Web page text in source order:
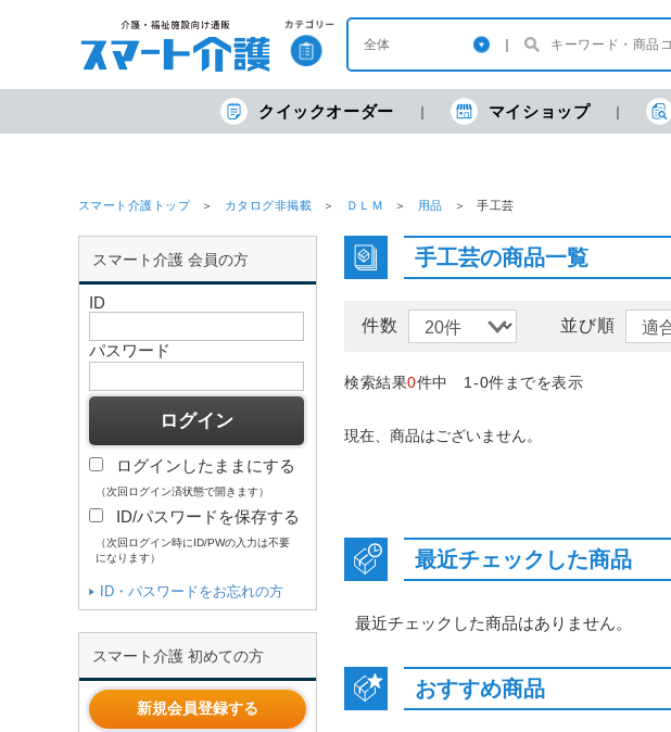
クイックオーダー マイショップ
スマート介護トップ カタログ非掲載 ＤＬＭ 用品 手工芸
スマート介護 会員の方
ID
パスワード
ログインしたままにする
（次回ログイン済状態で開きます）
ID/パスワードを保存する
（次回ログイン時にID/PWの入力は不要
になります）
ID・パスワードをお忘れの方
スマート介護 初めての方
新規会員登録する
手工芸の商品一覧
件数 並び順
検索結果0件中 1-0件までを表示
現在、商品はございません。
最近チェックした商品
最近チェックした商品はありません。
おすすめ商品